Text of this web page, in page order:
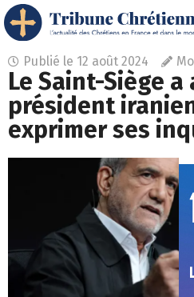
Publié le 12 août 2024
Le Saint-Siège
président
exprimer ses